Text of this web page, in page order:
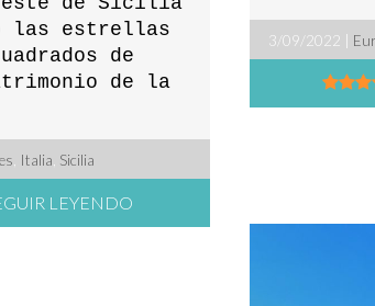
las estrellas
de
de la
, Italia, Sicilia
LEYENDO
3/09/2022 |